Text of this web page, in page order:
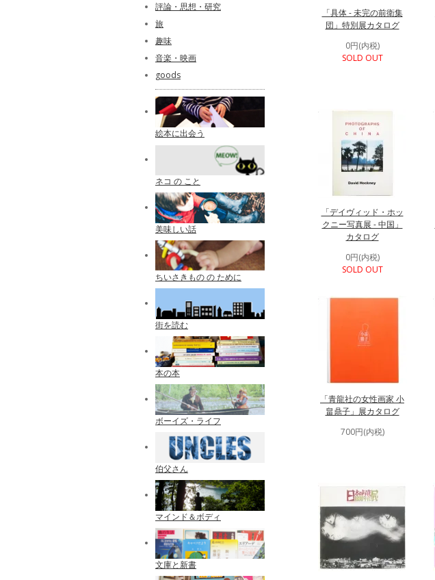
「具体 - 未完の前衛集
団」特別展カタログ
0円(内税)
SOLD OUT
「デイヴィッド・ホッ
クニー写真展 - 中国」
カタログ
0円(内税)
SOLD OUT
「青龍社の女性画家 小
畠鼎子」展カタログ
700円(内税)
評論・思想・研究
旅
趣味
音楽・映画
goods
絵本に出会う
ネコ の こと
美味しい話
ちいさきもの の ために
街を読む
本の本
ボーイズ・ライフ
伯父さん
マインド＆ボディ
文庫と新書